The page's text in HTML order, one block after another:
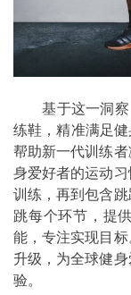
基于这一洞察，
练鞋，精准满足健
帮助新一代训练
身爱好者的运动
训练，再到包含跳
跳每个环节，提
能，专注实现目
升级，为全球健
验。